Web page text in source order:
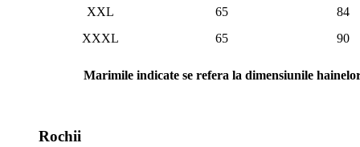
XXL
65
84
XXXL
65 90
Marimile indicate se refera la dimensiunile
Rochii